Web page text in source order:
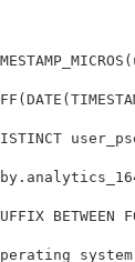
BETWEEN